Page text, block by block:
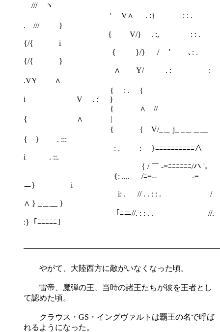
/// ヽ
' V∧ . :} : : .
. /// }
{ V/} . :, : : .
{/{ i
{ }/} / ' ､: .
{/{ }
∧ Y/ . : :
.VY ∧
{ : . {
i V . :' }
{ ∧ //
{ ∧ |
{ { V/_＿ j_ _＿＿__
{ } . :::
: . : }ﾆﾆﾆﾆﾆﾆﾆﾆﾆﾆ∧
i . ::.
{ / ￣ -=ﾆﾆﾆﾆﾆﾆ/ハ '，
{: .... /ﾆ=-- ￣￣ ￣ -=
ニ} i
i: . // . . : : . /
∧ } _＿__ }
「ﾆニ//. : : . . //.
:}「ﾆﾆﾆﾆﾆ」
やがて、大陸西方に敵がいなくなった頃。
雷帝、魔弾の王、当時の諸王たちが彼を王者とし
て認めた頃。
クラウス・GS・イングヴァルトは覇王の名で呼ば
れるようになった。